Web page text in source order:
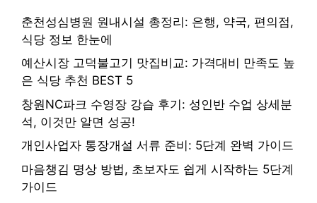
춘천성심병원 원내시설 총정리: 은행, 약국, 편의점,
식당 정보 한눈에
예산시장 고덕불고기 맛집비교: 가격대비 만족도 높
은 식당 추천 BEST 5
창원NC파크 수영장 강습 후기: 성인반 수업 상세분
석, 이것만 알면 성공!
개인사업자 통장개설 서류 준비: 5단계 완벽 가이드
마음챙김 명상 방법, 초보자도 쉽게 시작하는 5단계
가이드